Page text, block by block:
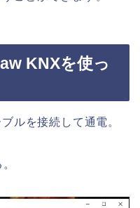
KNXを使っ
ルを接続して通電。